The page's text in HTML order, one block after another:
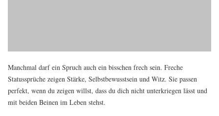
Manchmal darf ein Spruch auch ein bisschen frech sein. Freche
Statussprüche zeigen Stärke, Selbstbewusstsein und Witz. Sie passen
perfekt, wenn du zeigen willst, dass du dich nicht unterkriegen lässt und
mit beiden Beinen im Leben stehst.